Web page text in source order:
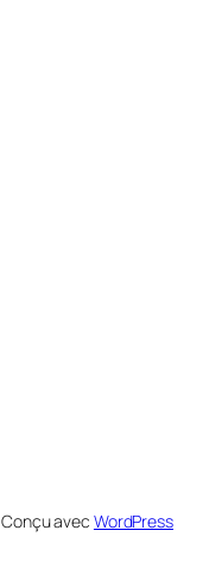
Conçu avec WordPress